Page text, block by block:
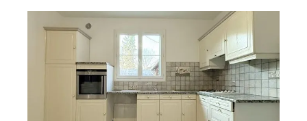
YZEURE 03
110,66 m
, 4 pièces
Maison à louer
890 €